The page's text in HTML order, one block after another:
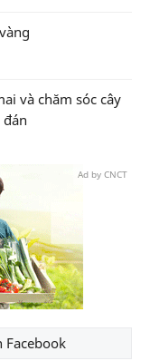
và chăm sóc cây
Ad by CNCT
Facebook